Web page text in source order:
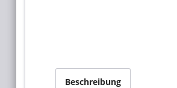
Beschreibung